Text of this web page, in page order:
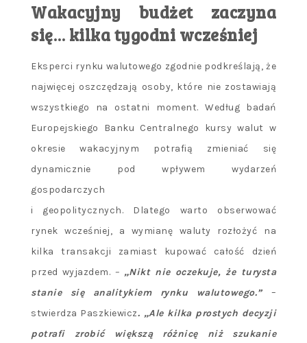
Wakacyjny budżet zaczyna
się… kilka tygodni wcześniej
Eksperci rynku walutowego zgodnie podkreślają, że
najwięcej oszczędzają osoby, które nie zostawiają
wszystkiego na ostatni moment. Według badań
Europejskiego Banku Centralnego kursy walut w
okresie wakacyjnym potrafią zmieniać się
dynamicznie pod wpływem wydarzeń
gospodarczych
i geopolitycznych. Dlatego warto obserwować
rynek wcześniej, a wymianę waluty rozłożyć na
kilka transakcji zamiast kupować całość dzień
przed wyjazdem. – „Nikt nie oczekuje, że turysta
stanie się analitykiem rynku walutowego.” –
stwierdza Paszkiewicz. „Ale kilka prostych decyzji
potrafi zrobić większą różnicę niż szukanie